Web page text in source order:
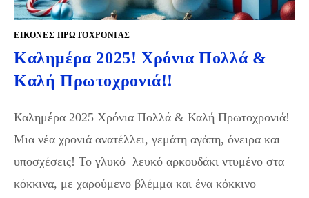
ΕΙΚΌΝΕΣ ΠΡΩΤΟΧΡΟΝΙΆΣ
Καλημέρα 2025! Χρόνια Πολλά &
Καλή Πρωτοχρονιά!!
Καλημέρα 2025 Χρόνια Πολλά & Καλή Πρωτοχρονιά!
Μια νέα χρονιά ανατέλλει, γεμάτη αγάπη, όνειρα και
υποσχέσεις! Το γλυκό λευκό αρκουδάκι ντυμένο στα
κόκκινα, με χαρούμενο βλέμμα και ένα κόκκινο